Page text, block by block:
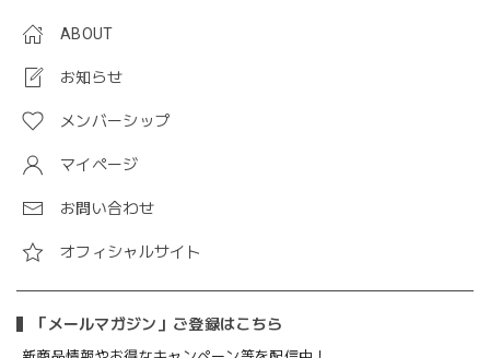
ABOUT
お知らせ
メンバーシップ
マイページ
お問い合わせ
オフィシャルサイト
「メールマガジン」ご登録はこちら